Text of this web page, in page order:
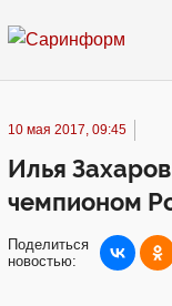
10 мая 2017, 09:45
Илья
чемпионом
Поделиться
новостью: